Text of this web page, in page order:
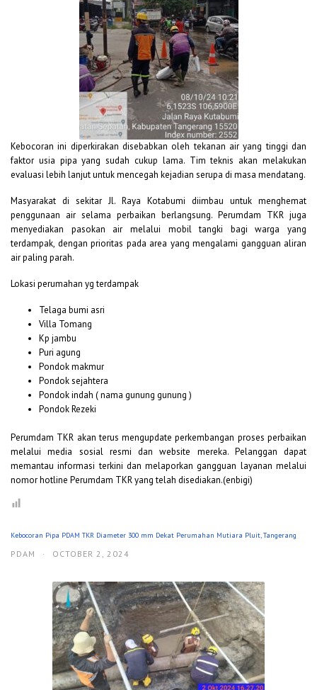
Kebocoran ini diperkirakan disebabkan oleh tekanan air yang tinggi dan
faktor usia pipa yang sudah cukup lama. Tim teknis akan melakukan
evaluasi lebih lanjut untuk mencegah kejadian serupa di masa mendatang.
Masyarakat di sekitar Jl. Raya Kotabumi diimbau untuk menghemat
penggunaan air selama perbaikan berlangsung. Perumdam TKR juga
menyediakan pasokan air melalui mobil tangki bagi warga yang
terdampak, dengan prioritas pada area yang mengalami gangguan aliran
air paling parah.
Lokasi perumahan yg terdampak
Telaga bumi asri
Villa Tomang
Kp jambu
Puri agung
Pondok makmur
Pondok sejahtera
Pondok indah ( nama gunung gunung )
Pondok Rezeki
Perumdam TKR akan terus mengupdate perkembangan proses perbaikan
melalui media sosial resmi dan website mereka. Pelanggan dapat
memantau informasi terkini dan melaporkan gangguan layanan melalui
nomor hotline Perumdam TKR yang telah disediakan.(enbigi)
Kebocoran Pipa PDAM TKR Diameter 300 mm Dekat Perumahan Mutiara Pluit, Tangerang
PDAM · OCTOBER 2, 2024